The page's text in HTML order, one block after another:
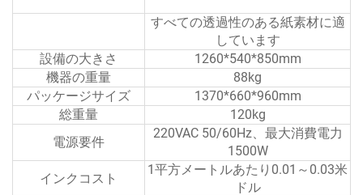
すべての透過性のある紙素材に適
しています
設備の大きさ
1260*540*850mm
機器の重量
88kg
パッケージサイズ
1370*660*960mm
総重量
120kg
電源要件
220VAC 50/60Hz、最大消費電力
1500W
インクコスト
1平方メートルあたり0.01～0.03米
ドル